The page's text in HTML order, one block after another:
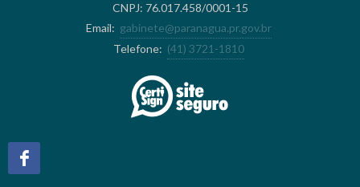
CNPJ: 76.017.458/0001-15
Email: gabinete@paranagua.pr.gov.br
Telefone: (41) 3721-1810